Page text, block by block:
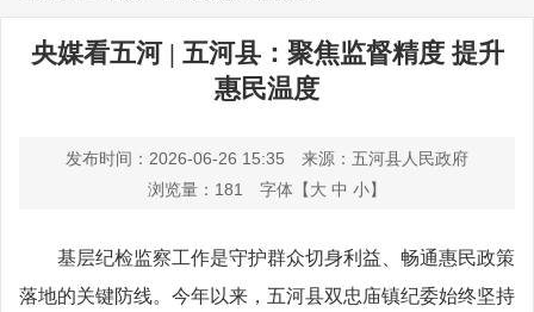
央媒看五河 | 五河县：聚焦监督精度 提升
惠民温度
发布时间：2026-06-26 15:35
来源：五河县人民政府
浏览量： 181 字体【大 中 小】
基层纪检监察工作是守护群众切身利益、畅通惠民政策
落地的关键防线。今年以来，五河县双忠庙镇纪委始终坚持